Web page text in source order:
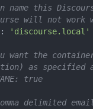
name this
will not work
: 'discourse.local'
want the
as specified
true
delimited